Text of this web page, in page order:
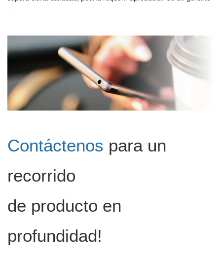
Contáctenos para un
recorrido
de producto en
profundidad!